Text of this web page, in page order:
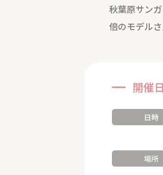
秋葉原サン
倍のモデル
開催
日時
場所